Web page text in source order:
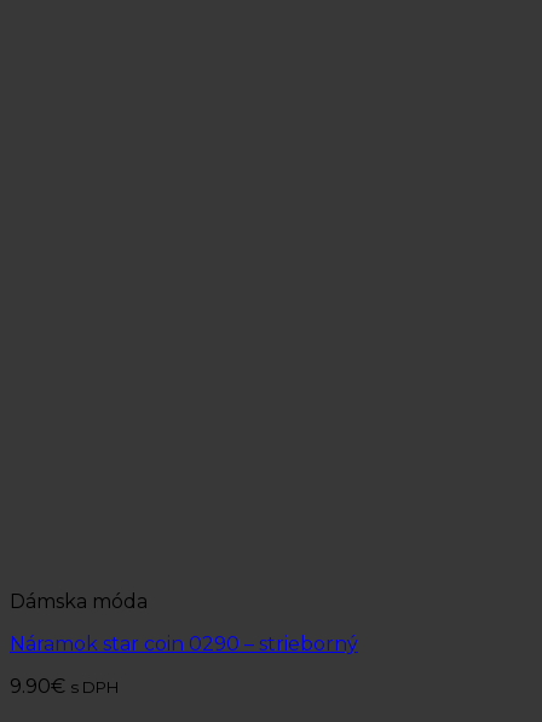
Dámska móda
Náramok star coin 0290 – strieborný
9.90€ s DPH